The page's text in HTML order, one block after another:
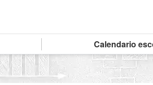
Calendario